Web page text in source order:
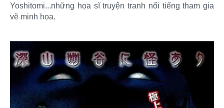
Yoshitomi...những họa sĩ truyện tranh nổi tiếng tham gia
vẽ minh họa.